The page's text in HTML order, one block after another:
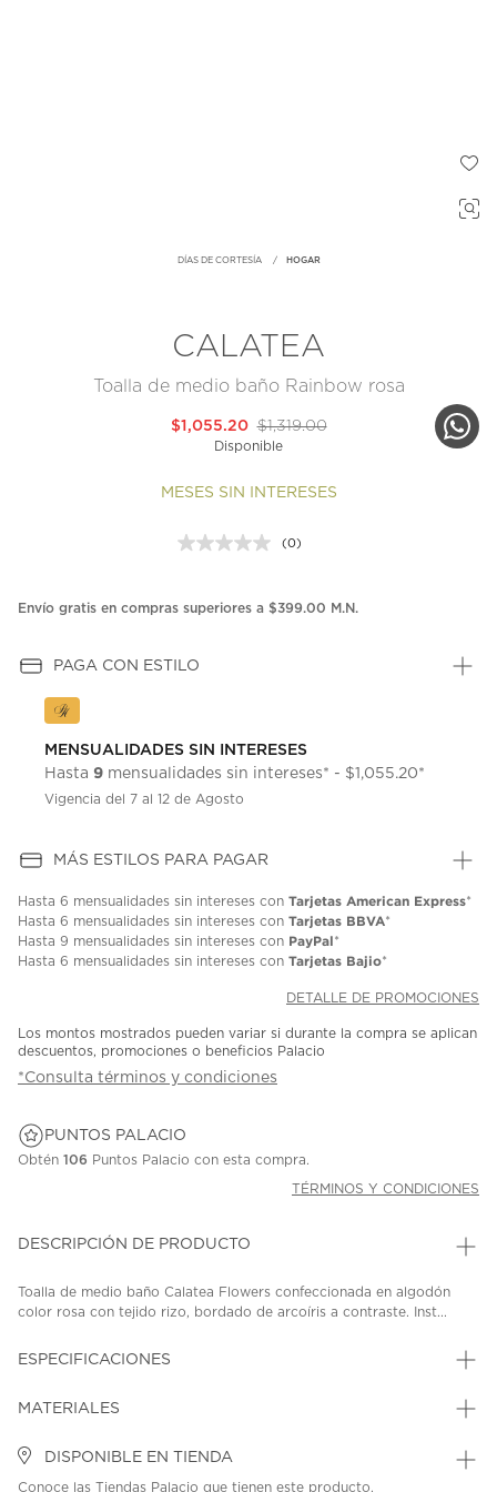
DÍAS DE CORTESÍA HOGAR
CALATEA
Toalla de medio baño Rainbow rosa
$1,319.00
$1,055.20
Disponible
MESES SIN INTERESES
Sin
en
(0)
Envío gratis en compras superiores a $399.00 M.N.
PAGA CON ESTILO
MENSUALIDADES SIN INTERESES
Hasta 9 mensualidades sin intereses* - $1,055.20*
Vigencia del 7 al 12 de Agosto
MÁS ESTILOS PARA PAGAR
Hasta 6 mensualidades sin intereses con Tarjetas American Express*
Hasta 6 mensualidades sin intereses con Tarjetas BBVA*
Hasta 9 mensualidades sin intereses con PayPal*
Hasta 6 mensualidades sin intereses con Tarjetas Bajio*
DETALLE DE PROMOCIONES
Los montos mostrados pueden variar si durante la compra se aplican
descuentos, promociones o beneficios Palacio
*Consulta términos y condiciones
PUNTOS PALACIO
Obtén 106 Puntos Palacio con esta compra.
TÉRMINOS Y CONDICIONES
DESCRIPCIÓN DE PRODUCTO
Toalla de medio baño Calatea Flowers confeccionada en algodón
color rosa con tejido rizo, bordado de arcoíris a contraste. Inst...
ESPECIFICACIONES
MATERIALES
DISPONIBLE EN TIENDA
Conoce las Tiendas Palacio que tienen este producto.